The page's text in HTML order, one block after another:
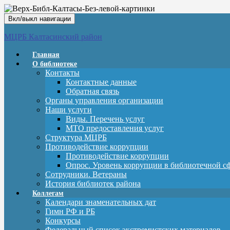
Вкл/выкл навигации
МЦРБ Калтасинский район
Главная
О библиотеке
Контакты
Контактные данные
Обратная связь
Органы управления организации
Наши услуги
Виды. Перечень услуг
МТО предоставления услуг
Структура МЦРБ
Противодействие коррупции
Противодействие коррупции
Опрос. Уровень коррупции в библиотечной
Сотрудники. Ветераны
История библиотек района
Коллегам
Календари знаменательных дат
Гимн РФ и РБ
Конкурсы